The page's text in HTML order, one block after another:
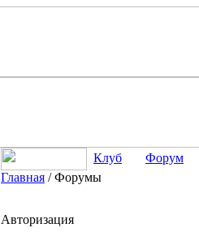
Клуб
Форум
Главная /Форумы
Авторизация